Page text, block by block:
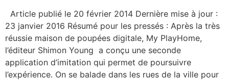
Article publié le 20 février 2014 Dernière mise à jour :
23 janvier 2016 Résumé pour les pressés : Après la très
réussie maison de poupées digitale, My PlayHome,
l’éditeur Shimon Young a conçu une seconde
application d’imitation qui permet de poursuivre
l’expérience. On se balade dans les rues de la ville pour